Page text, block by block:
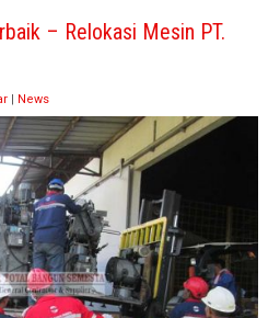
– Relokasi Mesin PT.
News